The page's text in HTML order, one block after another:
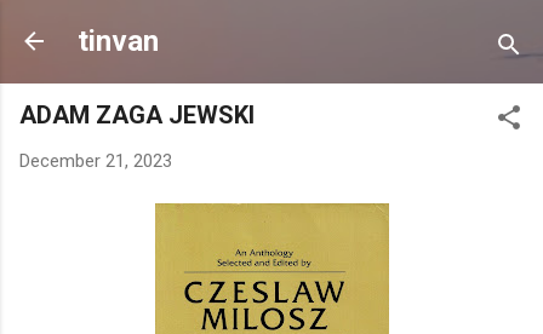
tinvan
ADAM ZAGA JEWSKI
December 21, 2023